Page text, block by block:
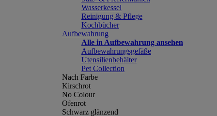
Wasserkessel
Reinigung & Pflege
Kochbücher
Aufbewahrung
Alle in Aufbewahrung ansehen
Aufbewahrungsgefäße
Utensilienbehälter
Pet Collection
Nach Farbe
Kirschrot
No Colour
Ofenrot
Schwarz glänzend